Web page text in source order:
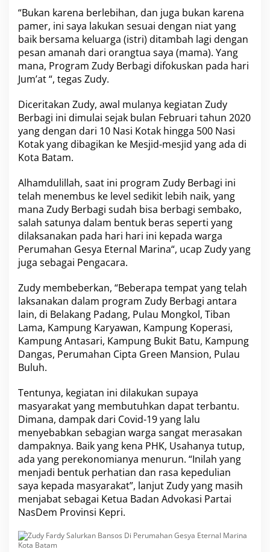
G
e
s
y
a
E
t
r
n
a
l
M
n
a
K
o
t
a
a
a
m
“Bukan karena berlebihan, dan juga bukan karena
pamer, ini saya lakukan sesuai dengan niat yang
baik bersama keluarga (istri) ditambah lagi dengan
pesan amanah dari orangtua saya (mama). Yang
mana, Program Zudy Berbagi difokuskan pada hari
Jum’at “, tegas Zudy.
Diceritakan Zudy, awal mulanya kegiatan Zudy
Berbagi ini dimulai sejak bulan Februari tahun 2020
yang dengan dari 10 Nasi Kotak hingga 500 Nasi
Kotak yang dibagikan ke Mesjid-mesjid yang ada di
Kota Batam.
Alhamdulillah, saat ini program Zudy Berbagi ini
telah menembus ke level sedikit lebih naik, yang
mana Zudy Berbagi sudah bisa berbagi sembako,
salah satunya dalam bentuk beras seperti yang
dilaksanakan pada hari hari ini kepada warga
Perumahan Gesya Eternal Marina“, ucap Zudy yang
juga sebagai Pengacara.
Zudy membeberkan, “Beberapa tempat yang telah
laksanakan dalam program Zudy Berbagi antara
lain, di Belakang Padang, Pulau Mongkol, Tiban
Lama, Kampung Karyawan, Kampung Koperasi,
Kampung Antasari, Kampung Bukit Batu, Kampung
Dangas, Perumahan Cipta Green Mansion, Pulau
Buluh.
Tentunya, kegiatan ini dilakukan supaya
masyarakat yang membutuhkan dapat terbantu.
Dimana, dampak dari Covid-19 yang lalu
menyebabkan sebagian warga sangat merasakan
dampaknya. Baik yang kena PHK, Usahanya tutup,
ada yang perekonomianya menurun. “Inilah yang
menjadi bentuk perhatian dan rasa kepedulian
saya kepada masyarakat”, lanjut Zudy yang masih
menjabat sebagai Ketua Badan Advokasi Partai
NasDem Provinsi Kepri.